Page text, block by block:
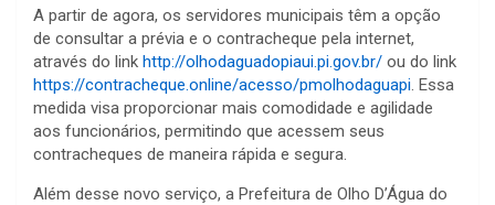
A partir de agora, os servidores municipais têm a opção
de consultar a prévia e o contracheque pela internet,
através do link http://olhodaguadopiaui.pi.gov.br/ ou do link
https://contracheque.online/acesso/pmolhodaguapi. Essa
medida visa proporcionar mais comodidade e agilidade
aos funcionários, permitindo que acessem seus
contracheques de maneira rápida e segura.
Além desse novo serviço, a Prefeitura de Olho D’Água do